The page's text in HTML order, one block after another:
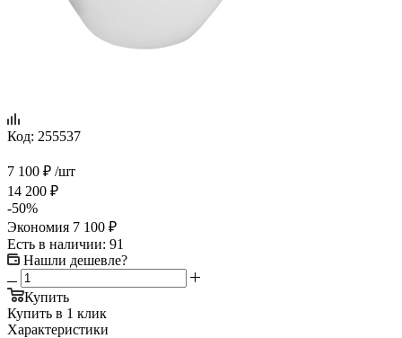
Код: 255537
7 100 ₽ /шт
14 200 ₽
-50%
Экономия 7 100 ₽
Есть в наличии: 91
Нашли дешевле?
Купить
Купить в 1 клик
Характеристики